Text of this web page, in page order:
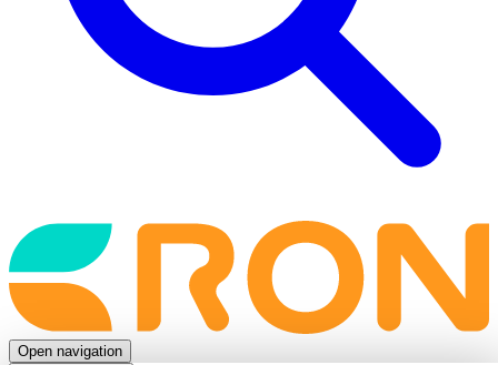
Back
to
frontpage
Open navigation